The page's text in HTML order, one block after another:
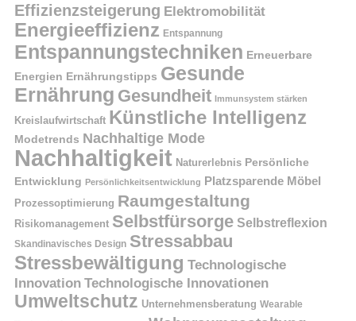
Effizienzsteigerung Elektromobilität
Energieeffizienz Entspannung
Entspannungstechniken Erneuerbare
Energien Ernährungstipps Gesunde
Ernährung Gesundheit Immunsystem stärken
Kreislaufwirtschaft Künstliche Intelligenz
Modetrends Nachhaltige Mode
Nachhaltigkeit Naturerlebnis Persönliche
Entwicklung Persönlichkeitsentwicklung Platzsparende Möbel
Prozessoptimierung Raumgestaltung
Risikomanagement Selbstfürsorge Selbstreflexion
Skandinavisches Design Stressabbau
Stressbewältigung Technologische
Innovation Technologische Innovationen
Umweltschutz Unternehmensberatung Wearable